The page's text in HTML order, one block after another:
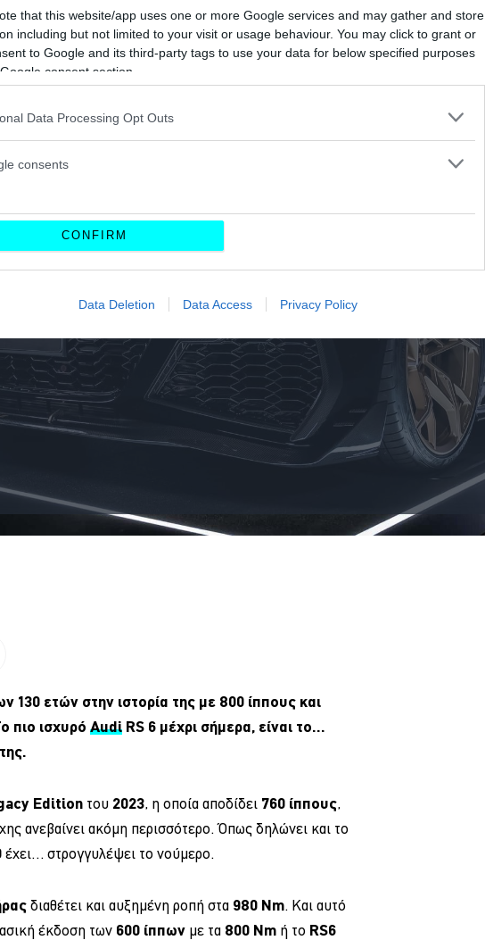
that this website/app uses one or more Google services and may gather and store
including but not limited to your visit or usage behaviour. You may click to grant or
to Google and its third-party tags to use your data for below specified purposes
consent section.
Data Processing Opt Outs
consents
CONFIRM
Data Deletion Data Access Privacy Policy
130 ετών στην ιστορία της με 800 ίππους και
πιο ισχυρό Audi RS 6 μέχρι σήμερα, είναι το…
Edition του 2023, η οποία αποδίδει 760 ίππους,
ανεβαίνει ακόμη περισσότερο. Όπως δηλώνει και το
έχει… στρογγυλέψει το νούμερο.
διαθέτει και αυξημένη ροπή στα 980 Nm. Και αυτό
έκδοση των 600 ίππων με τα 800 Nm ή το RS6